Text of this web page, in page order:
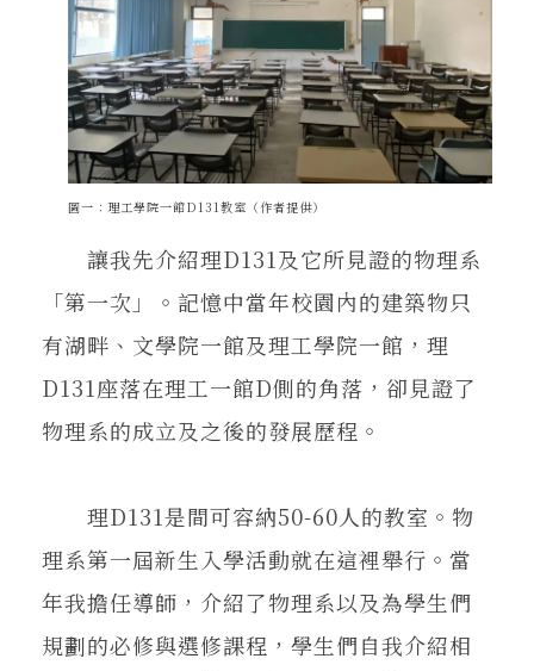
圖一：理工學院一館D131教室（作者提供）
讓我先介紹理D131及它所見證的物理系
「第一次」。記憶中當年校園內的建築物只
有湖畔、文學院一館及理工學院一館，理
D131座落在理工一館D側的角落，卻見證了
物理系的成立及之後的發展歷程。
理D131是間可容納50-60人的教室。物
理系第一屆新生入學活動就在這裡舉行。當
年我擔任導師，介紹了物理系以及為學生們
規劃的必修與選修課程，學生們自我介紹相